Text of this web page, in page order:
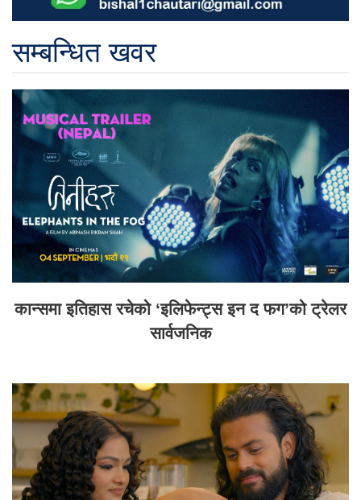
सम्बन्धित खवर
कान्समा इतिहास रचेको ‘इलिफेन्ट्स इन द फग’को ट्रेलर
सार्वजनिक